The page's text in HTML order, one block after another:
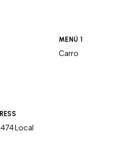
MENÚ 1
Carro
Local